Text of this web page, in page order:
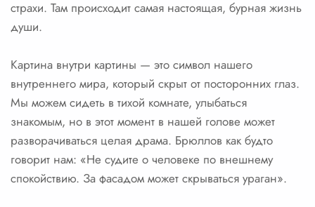
страхи. Там происходит самая настоящая, бурная жизнь
души.
Картина внутри картины — это символ нашего
внутреннего мира, который скрыт от посторонних глаз.
Мы можем сидеть в тихой комнате, улыбаться
знакомым, но в этот момент в нашей голове может
разворачиваться целая драма. Брюллов как будто
говорит нам: «Не судите о человеке по внешнему
спокойствию. За фасадом может скрываться ураган».